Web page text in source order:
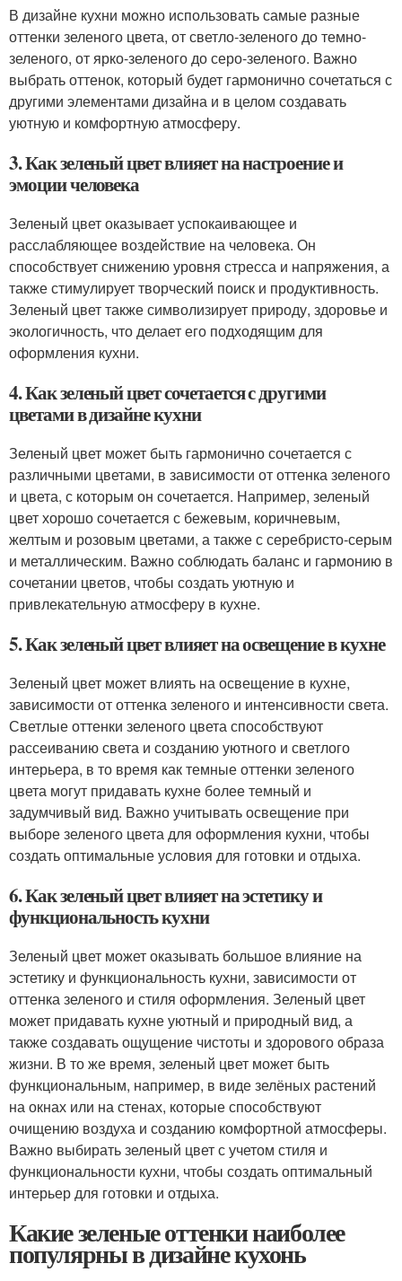
В дизайне кухни можно использовать самые разные
оттенки зеленого цвета, от светло-зеленого до темно-
зеленого, от ярко-зеленого до серо-зеленого. Важно
выбрать оттенок, который будет гармонично сочетаться с
другими элементами дизайна и в целом создавать
уютную и комфортную атмосферу.
3. Как зеленый цвет влияет на настроение и
эмоции человека
Зеленый цвет оказывает успокаивающее и
расслабляющее воздействие на человека. Он
способствует снижению уровня стресса и напряжения, а
также стимулирует творческий поиск и продуктивность.
Зеленый цвет также символизирует природу, здоровье и
экологичность, что делает его подходящим для
оформления кухни.
4. Как зеленый цвет сочетается с другими
цветами в дизайне кухни
Зеленый цвет может быть гармонично сочетается с
различными цветами, в зависимости от оттенка зеленого
и цвета, с которым он сочетается. Например, зеленый
цвет хорошо сочетается с бежевым, коричневым,
желтым и розовым цветами, а также с серебристо-серым
и металлическим. Важно соблюдать баланс и гармонию в
сочетании цветов, чтобы создать уютную и
привлекательную атмосферу в кухне.
5. Как зеленый цвет влияет на освещение в кухне
Зеленый цвет может влиять на освещение в кухне,
зависимости от оттенка зеленого и интенсивности света.
Светлые оттенки зеленого цвета способствуют
рассеиванию света и созданию уютного и светлого
интерьера, в то время как темные оттенки зеленого
цвета могут придавать кухне более темный и
задумчивый вид. Важно учитывать освещение при
выборе зеленого цвета для оформления кухни, чтобы
создать оптимальные условия для готовки и отдыха.
6. Как зеленый цвет влияет на эстетику и
функциональность кухни
Зеленый цвет может оказывать большое влияние на
эстетику и функциональность кухни, зависимости от
оттенка зеленого и стиля оформления. Зеленый цвет
может придавать кухне уютный и природный вид, а
также создавать ощущение чистоты и здорового образа
жизни. В то же время, зеленый цвет может быть
функциональным, например, в виде зелёных растений
на окнах или на стенах, которые способствуют
очищению воздуха и созданию комфортной атмосферы.
Важно выбирать зеленый цвет с учетом стиля и
функциональности кухни, чтобы создать оптимальный
интерьер для готовки и отдыха.
Какие зеленые оттенки наиболее
популярны в дизайне кухонь